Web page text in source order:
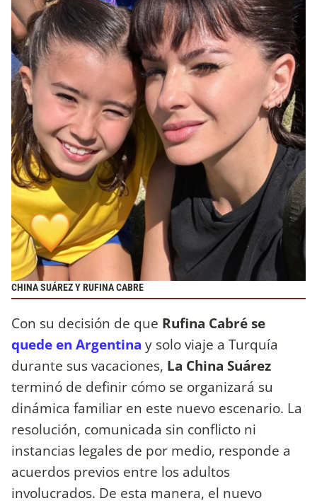
CHINA SUÁREZ Y RUFINA CABRE
Con su decisión de que Rufina Cabré se
quede en Argentina y solo viaje a Turquía
durante sus vacaciones, La China Suárez
terminó de definir cómo se organizará su
dinámica familiar en este nuevo escenario. La
resolución, comunicada sin conflicto ni
instancias legales de por medio, responde a
acuerdos previos entre los adultos
involucrados. De esta manera, el nuevo